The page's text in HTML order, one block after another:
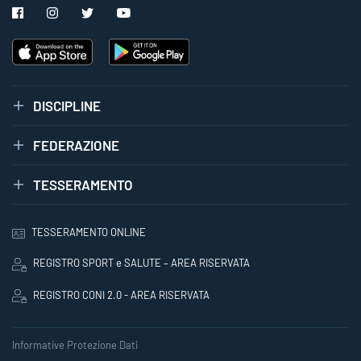
DISCIPLINE
FEDERAZIONE
TESSERAMENTO
TESSERAMENTO ONLINE
REGISTRO SPORT e SALUTE – AREA RISERVATA
REGISTRO CONI 2.0 - AREA RISERVATA
Informative Protezione Dati